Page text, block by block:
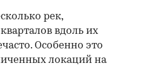
рек,
вдоль их
Особенно это
локаций на